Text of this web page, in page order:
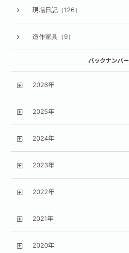
現場日記（126）
造作家具（9）
バックナンバー
2026年
2025年
2024年
2023年
2022年
2021年
2020年